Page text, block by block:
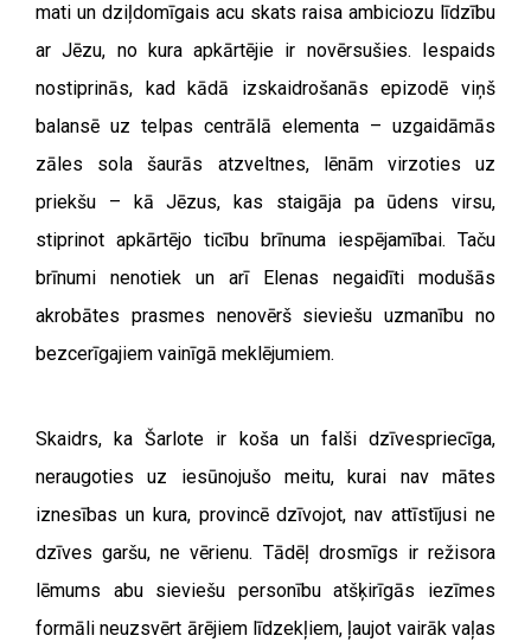
mati un dziļdomīgais acu skats raisa ambiciozu līdzību
ar Jēzu, no kura apkārtējie ir novērsušies. Iespaids
nostiprinās, kad kādā izskaidrošanās epizodē viņš
balansē uz telpas centrālā elementa – uzgaidāmās
zāles sola šaurās atzveltnes, lēnām virzoties uz
priekšu – kā Jēzus, kas staigāja pa ūdens virsu,
stiprinot apkārtējo ticību brīnuma iespējamībai. Taču
brīnumi nenotiek un arī Elenas negaidīti modušās
akrobātes prasmes nenovērš sieviešu uzmanību no
bezcerīgajiem vainīgā meklējumiem.
Skaidrs, ka Šarlote ir koša un falši dzīvespriecīga,
neraugoties uz iesūnojušo meitu, kurai nav mātes
iznesības un kura, provincē dzīvojot, nav attīstījusi ne
dzīves garšu, ne vērienu. Tādēļ drosmīgs ir režisora
lēmums abu sieviešu personību atšķirīgās iezīmes
formāli neuzsvērt ārējiem līdzekļiem, ļaujot vairāk vaļas